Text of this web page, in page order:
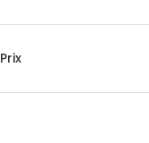
Étui pour
Prix